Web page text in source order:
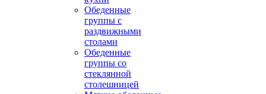
Обеденные
группы с
раздвижными
столами
Обеденные
группы со
стеклянной
столешницей